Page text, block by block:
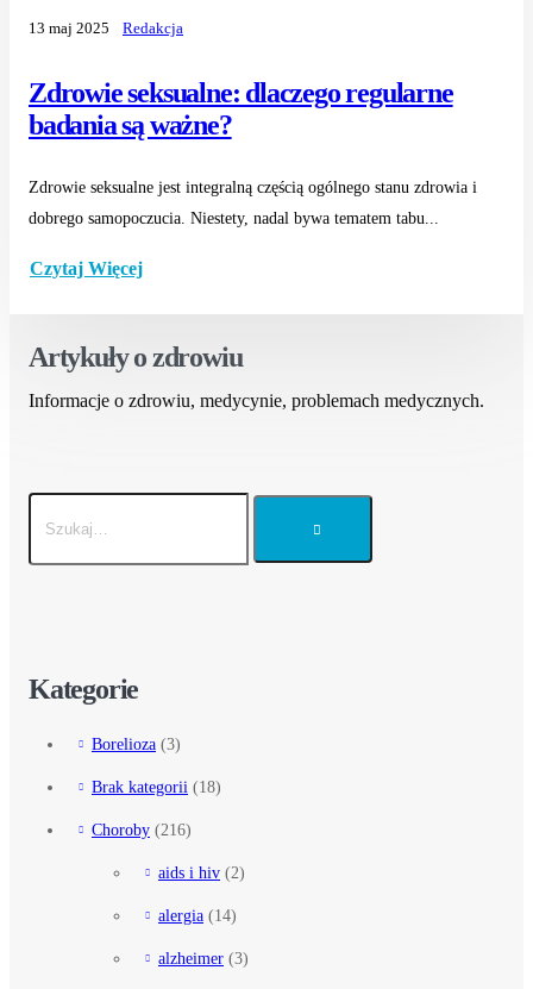
Zdrowie seksualne: dlaczego regularne
badania są ważne?
13 maj 2025 Redakcja
Zdrowie seksualne jest integralną częścią ogólnego stanu zdrowia i
dobrego samopoczucia. Niestety, nadal bywa tematem tabu...
Czytaj Więcej
Artykuły o zdrowiu
Informacje o zdrowiu, medycynie, problemach medycznych.
Kategorie
Borelioza (3)
Brak kategorii (18)
Choroby (216)
aids i hiv (2)
alergia (14)
alzheimer (3)